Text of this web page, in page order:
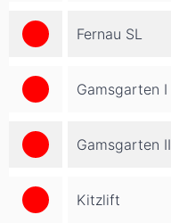
Fernau SL
Gamsgarten I
Gamsgarten II
Kitzlift